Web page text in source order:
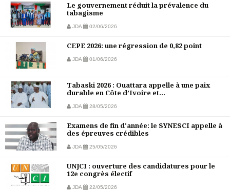
Le gouvernement réduit la prévalence du
tabagisme
JDA 02/06/2026
CEPE 2026: une régression de 0,82 point
JDA 01/06/2026
Tabaski 2026 : Ouattara appelle à une paix
durable en Côte d’Ivoire et...
JDA 28/05/2026
Examens de fin d'année: le SYNESCI appelle à
des épreuves crédibles
JDA 25/05/2026
UNJCI : ouverture des candidatures pour le
12e congrès électif
JDA 22/05/2026